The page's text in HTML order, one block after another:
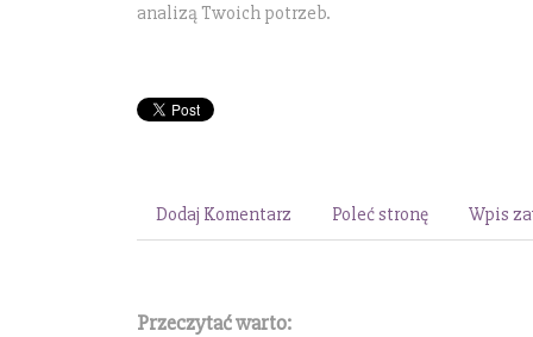
analizą Twoich potrzeb.
Dodaj Komentarz Poleć stronę Wpis
Przeczytać warto: